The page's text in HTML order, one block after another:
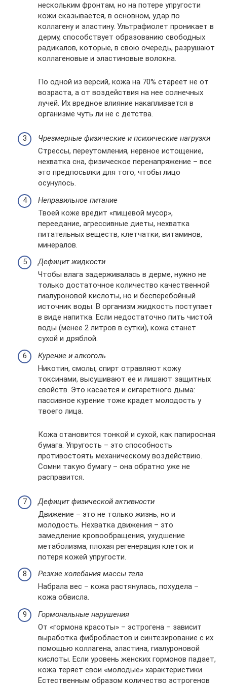
нескольким фронтам, но на потере упругости
кожи сказывается, в основном, удар по
коллагену и эластину. Ультрафиолет проникает в
дерму, способствует образованию свободных
радикалов, которые, в свою очередь, разрушают
коллагеновые и эластиновые волокна.
По одной из версий, кожа на 70% стареет не от
возраста, а от воздействия на нее солнечных
лучей. Их вредное влияние накапливается в
организме чуть ли не с детства.
Чрезмерные физические и психические нагрузки
Стрессы, переутомления, нервное истощение,
нехватка сна, физическое перенапряжение – все
это предпосылки для того, чтобы лицо
осунулось.
Неправильное питание
Твоей коже вредит «пищевой мусор»,
переедание, агрессивные диеты, нехватка
питательных веществ, клетчатки, витаминов,
минералов.
Дефицит жидкости
Чтобы влага задерживалась в дерме, нужно не
только достаточное количество качественной
гиалуроновой кислоты, но и бесперебойный
источник воды. В организм жидкость поступает
в виде напитка. Если недостаточно пить чистой
воды (менее 2 литров в сутки), кожа станет
сухой и дряблой.
Курение и алкоголь
Никотин, смолы, спирт отравляют кожу
токсинами, высушивают ее и лишают защитных
свойств. Это касается и сигаретного дыма:
пассивное курение тоже крадет молодость у
твоего лица.
Кожа становится тонкой и сухой, как папиросная
бумага. Упругость – это способность
противостоять механическому воздействию.
Сомни такую бумагу – она обратно уже не
расправится.
Дефицит физической активности
Движение – это не только жизнь, но и
молодость. Нехватка движения – это
замедление кровообращения, ухудшение
метаболизма, плохая регенерация клеток и
потеря кожей упругости.
Резкие колебания массы тела
Набрала вес – кожа растянулась, похудела –
кожа обвисла.
Гормональные нарушения
От «гормона красоты» – эстрогена – зависит
выработка фибробластов и синтезирование с их
помощью коллагена, эластина, гиалуроновой
кислоты. Если уровень женских гормонов падает,
кожа теряет свои «молодые» характеристики.
Естественным образом количество эстрогенов